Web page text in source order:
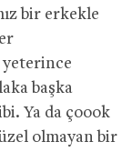
bir erkekle
yeterince
başka
Ya da çoook
olmayan bir